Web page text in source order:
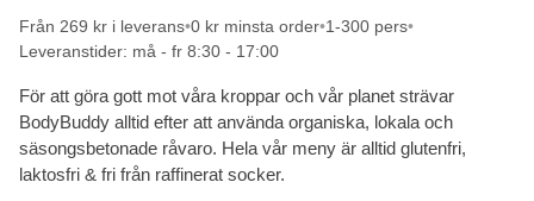
Från 269 kr i leverans 0 kr minsta order 1-300 pers
Leveranstider: må - fr 8:30 - 17:00
För att göra gott mot våra kroppar och vår planet strävar
BodyBuddy alltid efter att använda organiska, lokala och
säsongsbetonade råvaro. Hela vår meny är alltid glutenfri,
laktosfri & fri från raffinerat socker.